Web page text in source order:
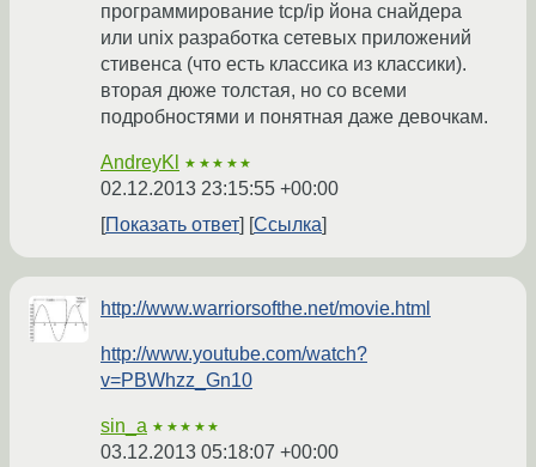
программирование tcp/ip йона снайдера
или unix разработка сетевых приложений
стивенса (что есть классика из классики).
вторая дюже толстая, но со всеми
подробностями и понятная даже девочкам.
AndreyKl ★★★★★
02.12.2013 23:15:55 +00:00
Показать ответ
Ссылка
http://www.warriorsofthe.net/movie.html
http://www.youtube.com/watch?
v=PBWhzz_Gn10
sin_a ★★★★★
03.12.2013 05:18:07 +00:00